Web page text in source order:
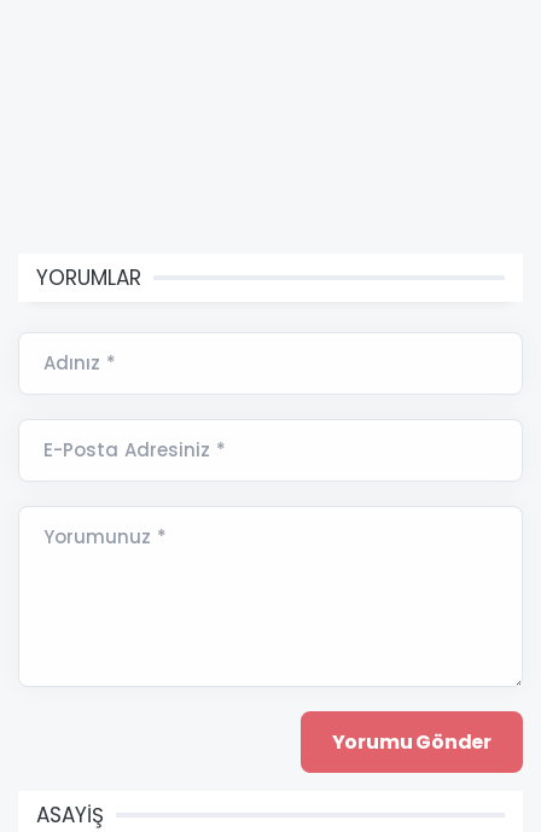
YORUMLAR
Adınız *
E-Posta Adresiniz *
Yorumunuz *
ASAYİŞ